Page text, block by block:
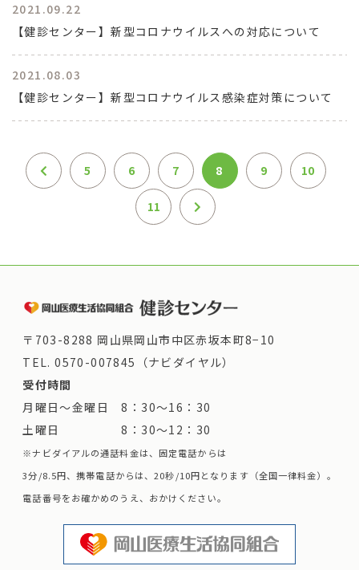
2021.09.22
【健診センター】新型コロナウイルスへの対応について
2021.08.03
【健診センター】新型コロナウイルス感染症対策について
5 6 7 8 9 10
11
〒703-8288 岡山県岡山市中区赤坂本町8−10
TEL.0570-007845（ナビダイヤル）
受付時間
月曜日～金曜日 8：30～16：30
土曜日 8：30～12：30
※ナビダイアルの通話料金は、固定電話からは
3分/8.5円、携帯電話からは、20秒/10円となります（全国一律料金）。
電話番号をお確かめのうえ、おかけください。